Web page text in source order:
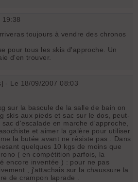
19:38
toujours à vendre des chronos
pour tous les skis d'approche. Un
d'en trouver.
- Le 18/09/2007 08:03
sur la bascule de la salle de bain on
skis aux pieds et sac sur le dos, peut-
d'escalade en marche d'approche,
et aimer la galère pour utiliser
la butée avant ne résiste pas . Dans
quelques 10 kgs de moins que
( en compétition parfois, la
encore inventée ) : pour ne pas
, j'attachais sur la chaussure la
de crampon laprade .